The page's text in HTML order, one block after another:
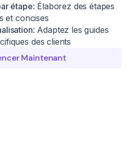
étape: Élaborez des étapes
et concises
: Adaptez les guides
des clients
Maintenant